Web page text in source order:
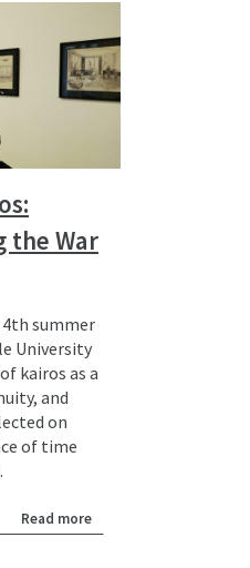
the War
summer
University
kairos as a
and
on
of time
Read more